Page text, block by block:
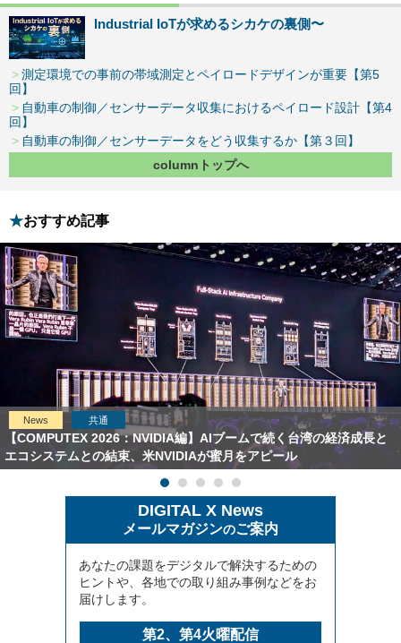
Industrial IoTが求めるシカケの裏側〜
測定環境での事前の帯域測定とペイロードデザインが重要【第5
回】
自動車の制御／センサーデータ収集におけるペイロード設計【第4
回】
自動車の制御／センサーデータをどう収集するか【第３回】
columnトップへ
おすすめ記事
News 共通
【COMPUTEX 2026：NVIDIA編】AIブームで続く台湾の経済成長と
エコシステムとの結束、米NVIDIAが蜜月をアピール
DIGITAL X News
メールマガジンのご案内
あなたの課題をデジタルで解決するための
ヒントや、各地での取り組み事例などをお
届けします。
第2、第4火曜配信